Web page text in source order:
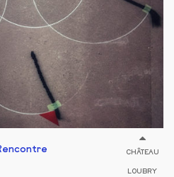
CHÂTEAU
LOUBRY